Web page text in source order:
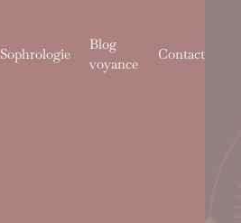
Sophrologie
Blog
voyance
Contact